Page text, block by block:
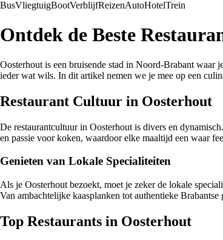
BusVliegtuigBootVerblijfReizenAutoHotelTrein
Ontdek de Beste
Oosterhout is een bruisende stad in Noord-Brabant waar
ieder wat wils. In dit artikel nemen we je mee op een
Restaurant Cultuur in Oosterhout
De restaurantcultuur in Oosterhout is divers en
en passie voor koken, waardoor elke maaltijd een waar
Genieten van Lokale Specialiteiten
Als je Oosterhout bezoekt, moet je zeker de lokale
Van ambachtelijke kaasplanken tot authentieke
Top Restaurants in Oosterhout